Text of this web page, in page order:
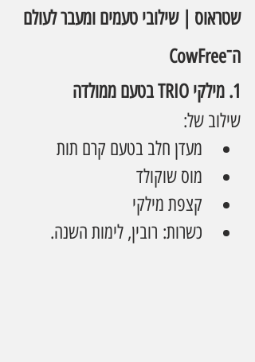
שטראוס | שילובי טעמים ומעבר לעולם
ה־CowFree
1. מילקי TRIO בטעם ממולדה
שילוב של:
מעדן חלב בטעם קרם תות
מוס שוקולד
קצפת מילקי
כשרות: רובין, לימות השנה.